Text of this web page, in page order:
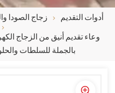
زجاج الصودا أدوات التقديم
وعاء تقديم أنيق من الزجاج
بالجملة للسلطات